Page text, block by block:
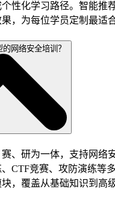
性化学习路径。智能推
，为每位学员定制最适
网络安全培训？
、研为一体，支持网络
CTF竞赛、攻防演练等
，覆盖从基础知识到高